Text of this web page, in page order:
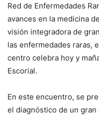
Red de Enfermedades
avances en la medicina
visión integradora de
las enfermedades raras,
centro celebra hoy y
Escorial.
En este encuentro, se
el diagnóstico de un